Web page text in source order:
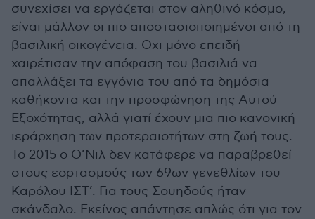
συνεχίσει να εργάζεται στον αληθινό κόσμο,
είναι μάλλον οι πιο αποστασιοποιημένοι από τη
βασιλική οικογένεια. Οχι μόνο επειδή
χαιρέτισαν την απόφαση του βασιλιά να
απαλλάξει τα εγγόνια του από τα δημόσια
καθήκοντα και την προσφώνηση της Αυτού
Εξοχότητας, αλλά γιατί έχουν μια πιο κανονική
ιεράρχηση των προτεραιοτήτων στη ζωή τους.
Το 2015 ο Ο’Νιλ δεν κατάφερε να παραβρεθεί
στους εορτασμούς των 69ων γενεθλίων του
Καρόλου ΙΣΤ’. Για τους Σουηδούς ήταν
σκάνδαλο. Εκείνος απάντησε απλώς ότι για τον